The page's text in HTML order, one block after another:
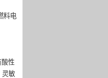
料电
酸性
灵敏